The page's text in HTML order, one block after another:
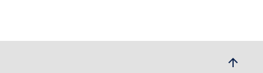
arrow_upwards